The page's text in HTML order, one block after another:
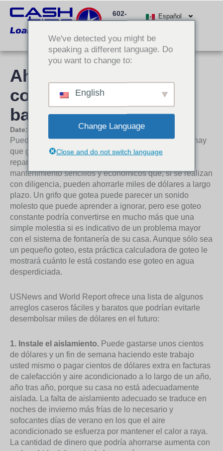
contenido
602-
3000
Español
Ahorre dinero mañana
con reparaciones
baratas hoy
Date: 18 de septiembre de 2018
Puede parecer un poco contradictorio, pero a veces hay
que gastar dinero para ahorrar. Cuando se trata de
reparaciones domésticas, hay algunos elementos de
mantenimiento sencillos y económicos que, si se realizan
con diligencia, pueden ahorrarle miles de dólares a largo
plazo. Un grifo que gotea puede parecer un sonido
molesto que puede aprender a ignorar, pero ese goteo
constante podría convertirse en mucho más que una
simple molestia si es indicativo de un problema mayor
con el sistema de fontanería de su casa. Aunque sólo sea
un pequeño goteo, esta práctica calculadora de goteo le
mostrará cuánto le está costando ese goteo en agua
desperdiciada.
USNews and World Report ofrece una lista de algunos
arreglos caseros fáciles y baratos que podrían evitarle
desembolsar miles de dólares en el futuro:
1. Instale el aislamiento. Puede gastarse unos cientos
de dólares y un fin de semana haciendo este trabajo
usted mismo o pagar cientos de dólares extra en facturas
de calefacción y aire acondicionado a lo largo de un año,
año tras año, porque su casa no está adecuadamente
aislada. La falta de aislamiento adecuado se traduce en
noches de invierno más frías de lo necesario y
sofocantes días de verano en los que el aire
acondicionado se esfuerza por mantener el calor a raya.
La cantidad de dinero que podría ahorrarse aumenta con
We've detected you might be
speaking a different language. Do
you want to change to:
English
Change Language
Close and do not switch language